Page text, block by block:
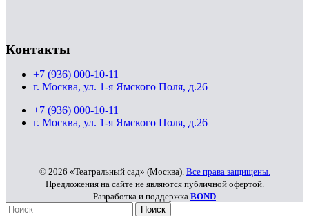
Контакты
+7 (936) 000-10-11
г. Москва, ул. 1-я Ямского Поля, д.26
+7 (936) 000-10-11
г. Москва, ул. 1-я Ямского Поля, д.26
© 2026 «Театральный сад» (Москва). Все права защищены.
Предложения на сайте не являются публичной офертой.
Разработка и поддержка BOND
Поиск